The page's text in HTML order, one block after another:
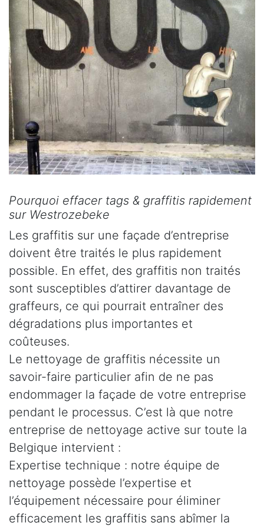
Pourquoi effacer tags & graffitis rapidement
sur Westrozebeke
Les graffitis sur une façade d’entreprise
doivent être traités le plus rapidement
possible. En effet, des graffitis non traités
sont susceptibles d’attirer davantage de
graffeurs, ce qui pourrait entraîner des
dégradations plus importantes et
coûteuses.
Le nettoyage de graffitis nécessite un
savoir-faire particulier afin de ne pas
endommager la façade de votre entreprise
pendant le processus. C’est là que notre
entreprise de nettoyage active sur toute la
Belgique intervient :
Expertise technique : notre équipe de
nettoyage possède l’expertise et
l’équipement nécessaire pour éliminer
efficacement les graffitis sans abîmer la